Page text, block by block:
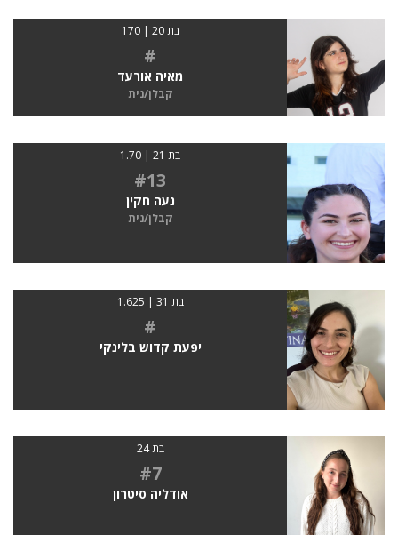
בת 20 | 170
#
מאיה אורעד
קבלן/נית
בת 21 | 1.70
#13
נעה חקין
קבלן/נית
בת 31 | 1.625
#
יפעת קדוש בלינקי
בת 24
#7
אודליה סיטרון